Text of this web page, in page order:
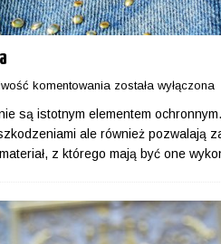
komentowania została wyłączona
są istotnym elementem
ale również pozwalają
z którego mają być one